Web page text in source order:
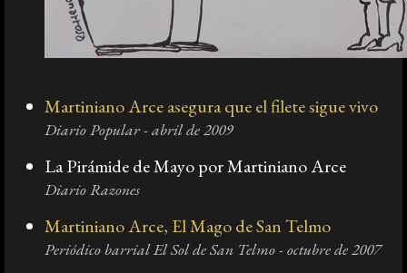
Martiniano Arce asegura que el filete sigue vivo
Diario Popular - abril de 2009
La Pirámide de Mayo por Martiniano Arce
Diario Razones
Martiniano Arce, El Mago de San Telmo
Periódico barrial El Sol de San Telmo - octubre de 2007